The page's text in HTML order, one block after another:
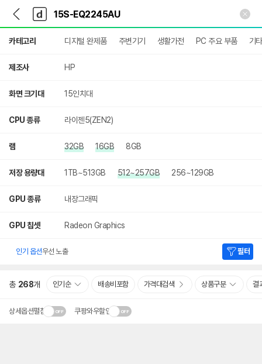
다
나
와
가
기
다
와
메
인
카테고리 디지털 완제품 주변기기 생활가전 PC 주요 부품 기타
제조사 HP
화면 크기대 15인치대
CPU 종류 라이젠5(ZEN2)
램 32GB 16GB 8GB
저장 용량대 1TB~513GB 512~257GB 256~129GB
GPU 종류 내장그래픽
GPU 칩셋 Radeon Graphics
인기 옵션우선 노출 필터
총 268개 인기순 배송비포함 가격대검색 상품구분 결
상세옵션펼침 쿠팡와우할인